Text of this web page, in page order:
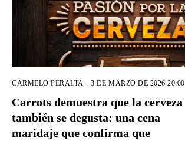
CARMELO PERALTA - 3 DE MARZO DE 2026 20:00
Carrots demuestra que la cerveza
también se degusta: una cena
maridaje que confirma que